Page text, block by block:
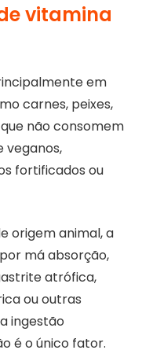
vitamina
em
carnes, peixes,
não consomem
veganos,
fortificados ou
origem animal, a
má absorção,
atrófica,
ou outras
ingestão
é o único fator.